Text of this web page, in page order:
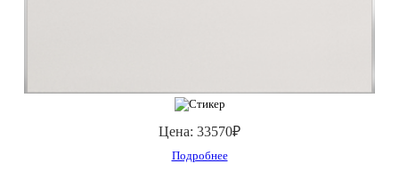
Цена: 33570₽
Подробнее